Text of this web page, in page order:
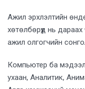
Ажил эрхлэлтийн
хөтөлбөрүүд нь
ажил олгогчийн
Компьютер ба
ухаан, Аналитик,